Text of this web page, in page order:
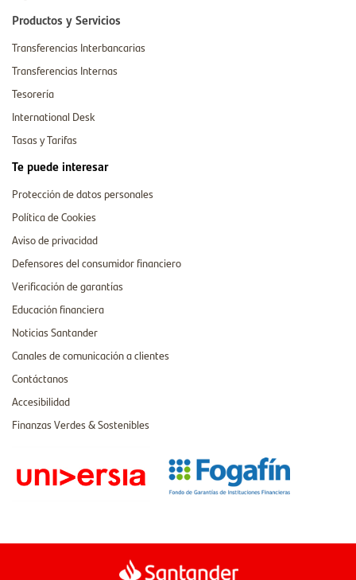
Productos y Servicios
Transferencias Interbancarias
Transferencias Internas
Tesorería
International Desk
Tasas y Tarifas
Te puede interesar
Protección de datos personales
Política de Cookies
Aviso de privacidad
Defensores del consumidor financiero
Verificación de garantías
Educación financiera
Noticias Santander
Canales de comunicación a clientes
Contáctanos
Accesibilidad
Finanzas Verdes & Sostenibles